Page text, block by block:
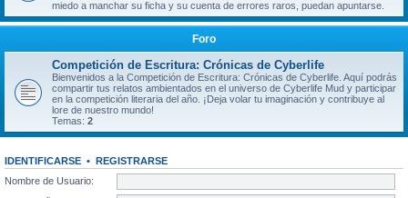
miedo a manchar su ficha y su cuenta de errores raros, puedan apuntarse.
Foro
Competición de Escritura: Crónicas de Cyberlife
Bienvenidos a la Competición de Escritura: Crónicas de Cyberlife. Aquí podrás
compartir tus relatos ambientados en el universo de Cyberlife Mud y participar
en la competición literaria del año. ¡Deja volar tu imaginación y contribuye al
lore de nuestro mundo!
Temas: 2
IDENTIFICARSE • REGISTRARSE
Nombre de Usuario: